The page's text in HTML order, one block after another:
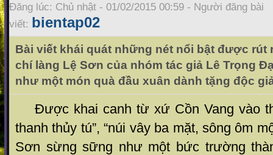
Đăng lúc: Chủ nhật - 01/02/2015 00:59 - Người đăng bài
viết: bientap02
Bài viết khái quát những nét nổi bật được rút
chí làng Lệ Sơn của nhóm tác giả Lê Trọng
như một món quà đầu xuân dành tặng độc
Được khai canh từ xứ Cồn Vang vào
thanh thủy tú”, “núi vây ba mặt, sông ôm
Sơn sừng sững như một bức trường